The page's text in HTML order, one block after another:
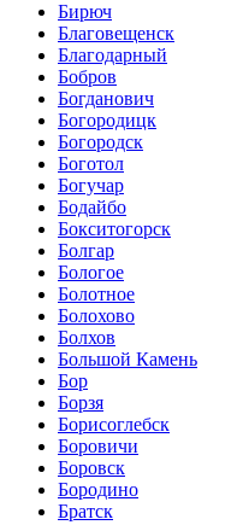
Бирюч
Благовещенск
Благодарный
Бобров
Богданович
Богородицк
Богородск
Боготол
Богучар
Бодайбо
Бокситогорск
Болгар
Бологое
Болотное
Болохово
Болхов
Большой Камень
Бор
Борзя
Борисоглебск
Боровичи
Боровск
Бородино
Братск